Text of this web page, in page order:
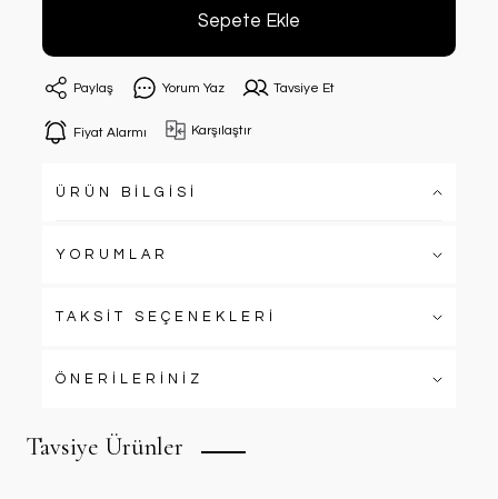
Sepete Ekle
Paylaş Yorum Yaz Tavsiye Et
Fiyat Alarmı Karşılaştır
ÜRÜN BİLGİSİ
YORUMLAR
TAKSİT SEÇENEKLERİ
ÖNERİLERİNİZ
Tavsiye Ürünler